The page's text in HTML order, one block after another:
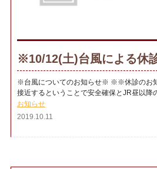
※10/12(土)台風による休
※台風についてのお知らせ※ ※※休診のお
接近するということで安全確保とJR昼以降
お知らせ
2019.10.11